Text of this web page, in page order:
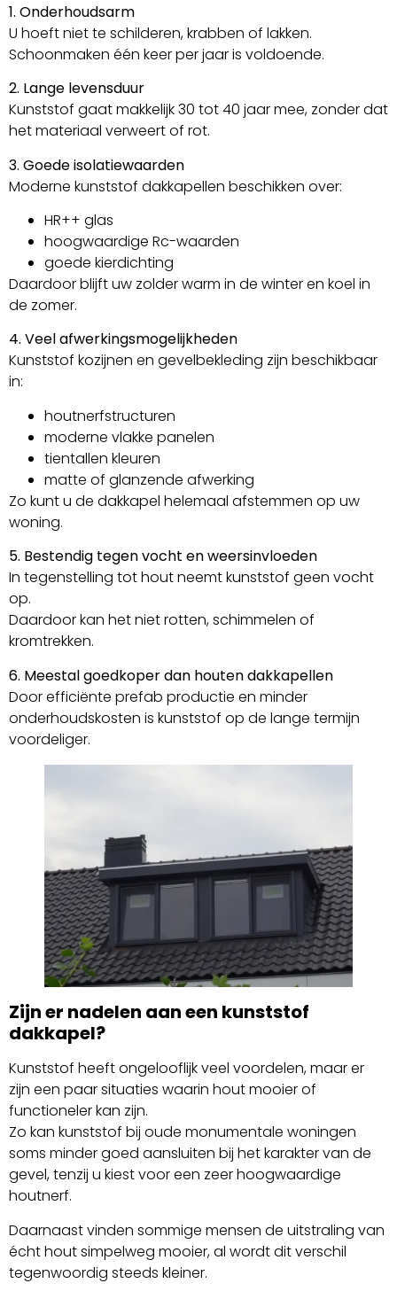
1. Onderhoudsarm
U hoeft niet te schilderen, krabben of lakken.
Schoonmaken één keer per jaar is voldoende.
2. Lange levensduur
Kunststof gaat makkelijk 30 tot 40 jaar mee, zonder dat
het materiaal verweert of rot.
3. Goede isolatiewaarden
Moderne kunststof dakkapellen beschikken over:
HR++ glas
hoogwaardige Rc-waarden
goede kierdichting
Daardoor blijft uw zolder warm in de winter en koel in
de zomer.
4. Veel afwerkingsmogelijkheden
Kunststof kozijnen en gevelbekleding zijn beschikbaar
in:
houtnerfstructuren
moderne vlakke panelen
tientallen kleuren
matte of glanzende afwerking
Zo kunt u de dakkapel helemaal afstemmen op uw
woning.
5. Bestendig tegen vocht en weersinvloeden
In tegenstelling tot hout neemt kunststof geen vocht
op.
Daardoor kan het niet rotten, schimmelen of
kromtrekken.
6. Meestal goedkoper dan houten dakkapellen
Door efficiënte prefab productie en minder
onderhoudskosten is kunststof op de lange termijn
voordeliger.
Zijn er nadelen aan een kunststof
dakkapel?
Kunststof heeft ongelooflijk veel voordelen, maar er
zijn een paar situaties waarin hout mooier of
functioneler kan zijn.
Zo kan kunststof bij oude monumentale woningen
soms minder goed aansluiten bij het karakter van de
gevel, tenzij u kiest voor een zeer hoogwaardige
houtnerf.
Daarnaast vinden sommige mensen de uitstraling van
écht hout simpelweg mooier, al wordt dit verschil
tegenwoordig steeds kleiner.